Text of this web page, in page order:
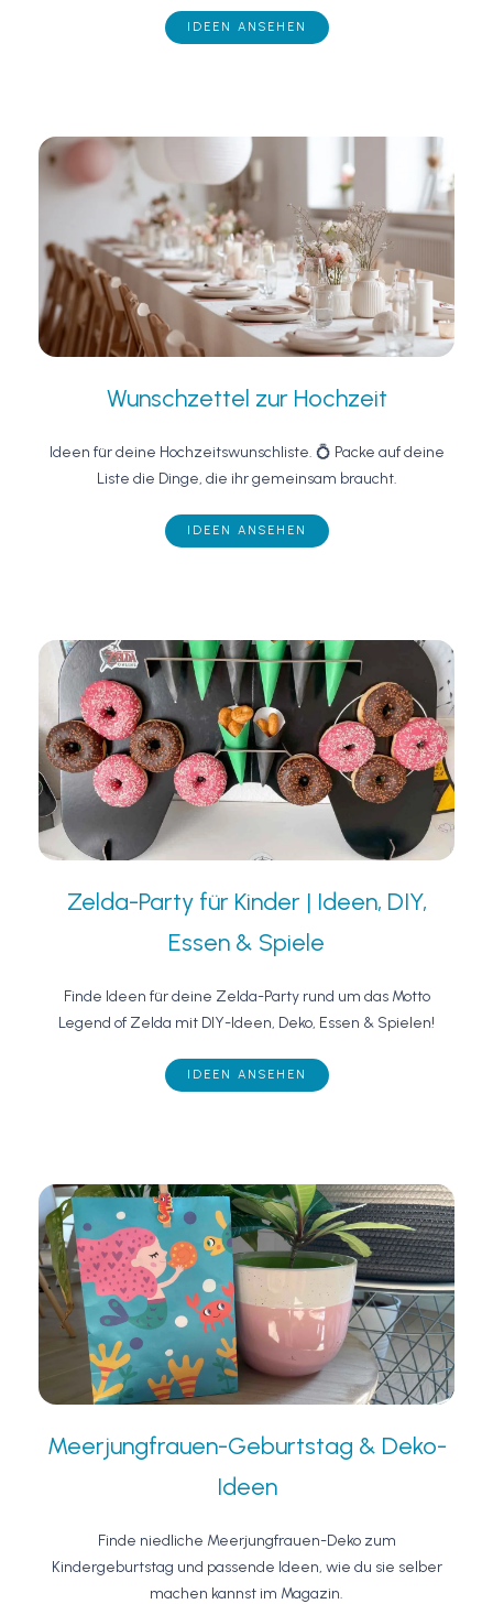
IDEEN ANSEHEN
Wunschzettel zur Hochzeit
Ideen für deine Hochzeitswunschliste. 💍 Packe auf deine
Liste die Dinge, die ihr gemeinsam braucht.
IDEEN ANSEHEN
Zelda-Party für Kinder | Ideen, DIY,
Essen & Spiele
Finde Ideen für deine Zelda-Party rund um das Motto
Legend of Zelda mit DIY-Ideen, Deko, Essen & Spielen!
IDEEN ANSEHEN
Meerjungfrauen-Geburtstag & Deko-
Ideen
Finde niedliche Meerjungfrauen-Deko zum
Kindergeburtstag und passende Ideen, wie du sie selber
machen kannst im Magazin.